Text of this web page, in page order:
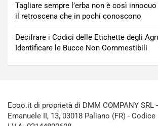
Tagliare sempre l’erba non è così
il retroscena che in pochi conoscono
Decifrare i Codici delle Etichette degli
Identificare le Bucce Non Commestibili
Ecoo.it di proprietà di DMM COMPANY
Emanuele II, 13, 03018 Paliano (FR) -